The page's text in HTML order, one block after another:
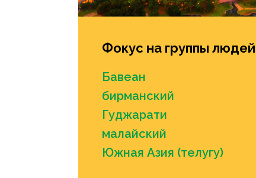
Фокус на группы людей
Бавеан
бирманский
Гуджарати
малайский
Южная Азия (телугу)